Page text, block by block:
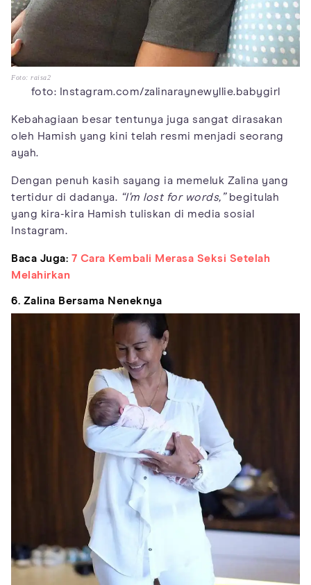
Foto: raisa2
foto: Instagram.com/zalinaraynewyllie.babygirl
Kebahagiaan besar tentunya juga sangat dirasakan
oleh Hamish yang kini telah resmi menjadi seorang
ayah.
Dengan penuh kasih sayang ia memeluk Zalina yang
tertidur di dadanya. “I'm lost for words,”begitulah
yang kira-kira Hamish tuliskan di media sosial
Instagram.
Baca Juga: 7 Cara Kembali Merasa Seksi Setelah
Melahirkan
6. Zalina Bersama Neneknya